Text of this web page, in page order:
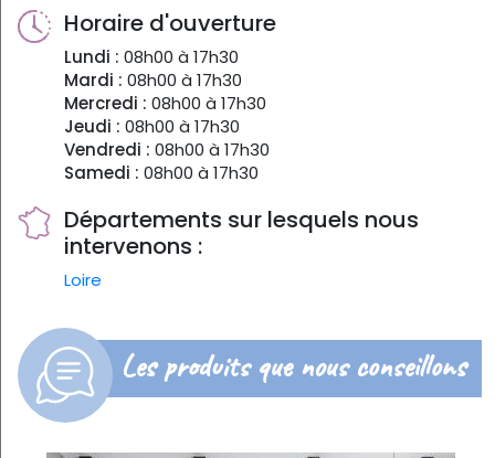
Horaire d'ouverture
Lundi : 08h00 à 17h30
Mardi : 08h00 à 17h30
Mercredi : 08h00 à 17h30
Jeudi : 08h00 à 17h30
Vendredi : 08h00 à 17h30
Samedi : 08h00 à 17h30
Départements sur lesquels nous
intervenons :
Loire
Les produits que nous conseillons